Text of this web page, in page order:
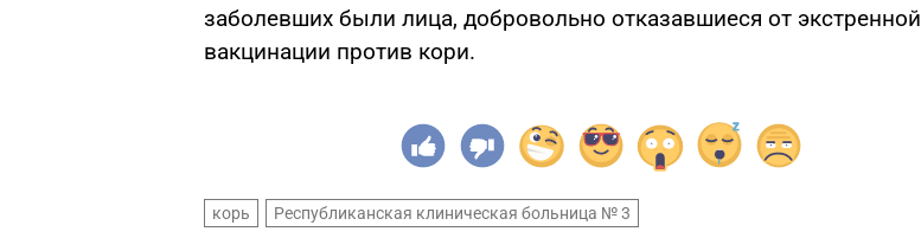
заболевших были лица, добровольно отказавшиеся от экстренной
вакцинации против кори.
корь Республиканская клиническая больница № 3